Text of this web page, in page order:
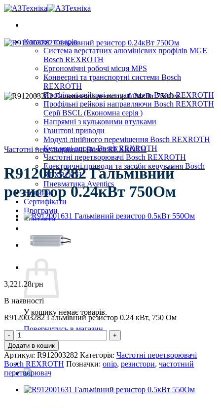
Skip
content
Каталог товарів
Система верстатних алюмінієвих профілів MGE
Bosch REXROTH
Ергономічні робочі місця MPS
Конвеєрні та транспортні системи Bosch
REXROTH
Профільні рейкові направляючи Bosch REXROTH
Профільні рейкові направляючи Bosch REXROTH
Серії BSCL (Економна серія )
Напрямні з кульковими втулками
Гвинтові приводи
Модулі лінійного переміщення Bosch REXROTH
Кулькові опори Bosch REXROTH
Частотні перетворювачі Bosch REXROTH
Електричні приводи та засоби керування Bosch
REXROTH
Пневматика Aventics
Новини
Сертифікати
Програми
Контакти
Кошик
У кошику немає товарів.
Повернутись в магазин
Частотні перетворювачі Bosch REXROTH
R912003282 Гальмівний
резистор 0.24кВт 750Ом
3,221.28грн
В наявності
R912003282 Гальмівний резистор 0.24 кВт, 750 Ом
R912003282
Гальмівний
резистор
0.24кВт
750Ом
кількість
Додати в кошик
Артикул: R912003282 Категорія: Частотні перетворювачі
Bosch REXROTH Позначки: опір, резистори, частотний
перетворювач